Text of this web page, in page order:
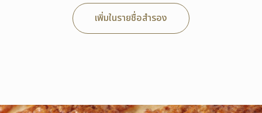
เพิ่มในรายชื่อสำรอง